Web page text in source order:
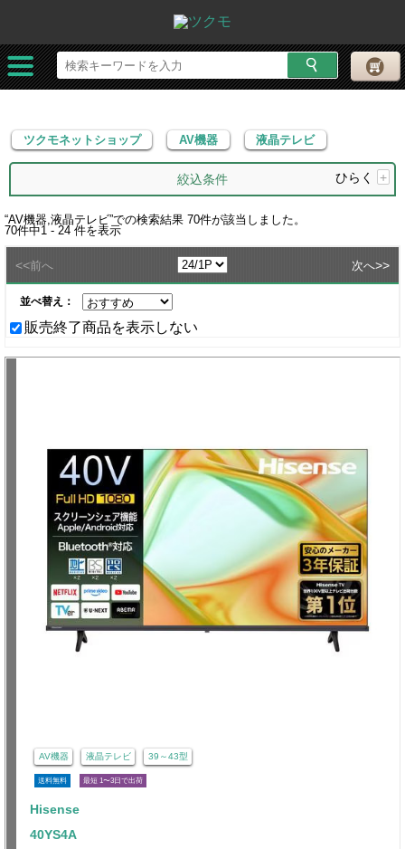
ツクモネットショップ AV機器
ツクモネットショップ AV機器 液晶テレビ
絞込条件 ひらく +
“AV機器,液晶テレビ”での検索結果 70件が該当しました。
70件中1 - 24 件を表示
<<前へ 次へ>>
並べ替え：
販売終了商品を表示しない
AV機器 液晶テレビ 39～43型
送料無料 最短 1〜3日で出荷
Hisense
40YS4A